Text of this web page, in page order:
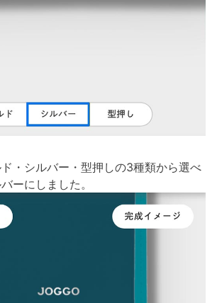
・シルバー・型押しの3種類から選べ
ーにしました。